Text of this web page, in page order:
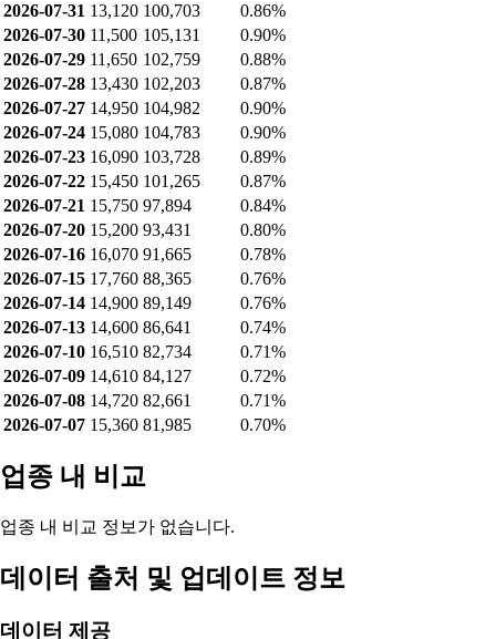
2026-07-31 13,120 100,703
0.86%
2026-07-30 11,500 105,131
0.90%
2026-07-29 11,650 102,759
0.88%
2026-07-28 13,430 102,203
0.87%
2026-07-27 14,950 104,982
0.90%
2026-07-24 15,080 104,783
0.90%
2026-07-23 16,090 103,728
0.89%
2026-07-22 15,450 101,265
0.87%
2026-07-21 15,750 97,894
0.84%
2026-07-20 15,200 93,431
0.80%
2026-07-16 16,070 91,665
0.78%
2026-07-15 17,760 88,365
0.76%
2026-07-14 14,900 89,149
0.76%
2026-07-13 14,600 86,641
0.74%
2026-07-10 16,510 82,734
0.71%
2026-07-09 14,610 84,127
0.72%
2026-07-08 14,720 82,661
0.71%
2026-07-07 15,360 81,985 0.70%
업종 내 비교
업종 내 비교 정보가 없습니다.
데이터 출처 및 업데이트 정보
데이터 제공